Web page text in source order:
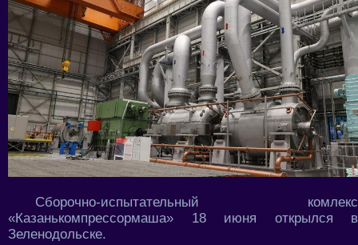
Сборочно-испытательный комлекс
«Казанькомпрессормаша» 18 июня открылся в
Зеленодольске.